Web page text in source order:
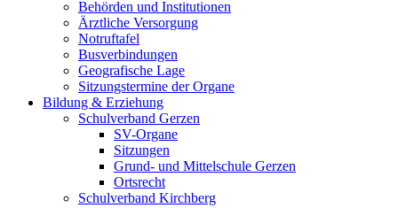
Behörden und Institutionen
Ärztliche Versorgung
Notruftafel
Busverbindungen
Geografische Lage
Sitzungstermine der Organe
Bildung & Erziehung
Schulverband Gerzen
SV-Organe
Sitzungen
Grund- und Mittelschule Gerzen
Ortsrecht
Schulverband Kirchberg